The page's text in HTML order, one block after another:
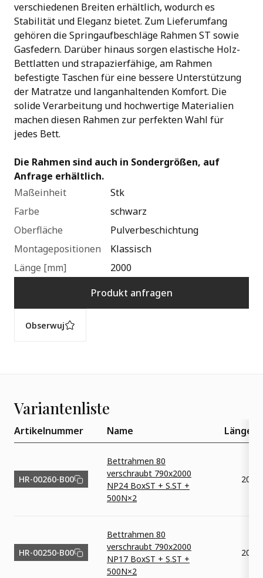
verschiedenen Breiten erhältlich, wodurch es
Stabilität und Eleganz bietet. Zum Lieferumfang
gehören die Springaufbeschläge Rahmen ST sowie
Gasfedern. Darüber hinaus sorgen elastische Holz-
Bettlatten und strapazierfähige, am Rahmen
befestigte Taschen für eine bessere Unterstützung
der Matratze und langanhaltenden Komfort. Die
solide Verarbeitung und hochwertige Materialien
machen diesen Rahmen zur perfekten Wahl für
jedes Bett.
Die Rahmen sind auch in Sondergrößen, auf
Anfrage erhältlich.
Maßeinheit
Stk
Farbe
schwarz
Oberfläche
Pulverbeschichtung
Montagepositionen
Klassisch
Länge [mm]
2000
Produkt anfragen
Obserwuj
Variantenliste
Artikelnummer Name Länge
HR-00260-B00
Bettrahmen 80
verschraubt 790x2000
NP24 BoxST + S.ST +
500N×2
2000
HR-00250-B00
Bettrahmen 80
verschraubt 790x2000
NP17 BoxST + S.ST +
500N×2
2000